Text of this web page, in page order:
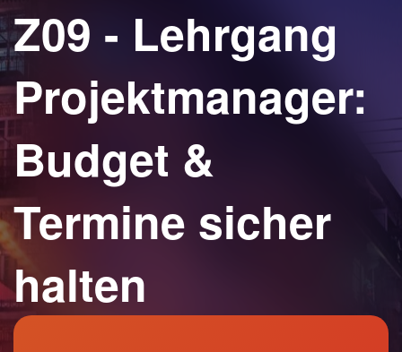
Z09 - Lehrgang
Projektmanager:
Budget &
Termine sicher
halten